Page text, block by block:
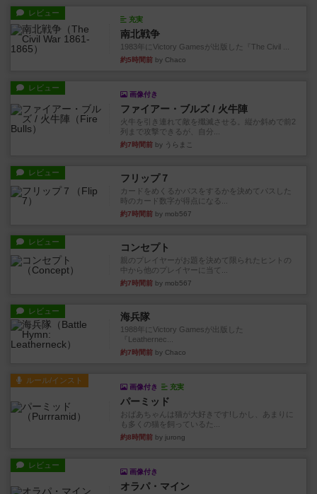
レビュー
充実
南北戦争
1983年にVictory Gamesが出版した『The Civil ...
約5時間前 by Chaco
レビュー
画像付き
ファイアー・ブルズ / 火牛陣
火牛を引き連れて敵を殲滅させる。縦か斜めで前2
列まで攻撃できるが、自分...
約7時間前 by うらまこ
レビュー フリップ７
カードをめくるかパスをするかを決めてパスした
時のカード数字が得点になる...
約7時間前 by mob567
レビュー コンセプト
親のプレイヤーがお題を決めて限られたヒントの
中から他のプレイヤーに当て...
約7時間前 by mob567
レビュー 海兵隊
1988年にVictory Gamesが出版した
『Leathernec...
約7時間前 by Chaco
ルール/インスト
画像付き 充実
パーミッド
おばあちゃんは猫が大好きです!しかし、あまりに
も多くの猫を飼っているた...
約8時間前 by jurong
レビュー
画像付き
オラパ・マイン